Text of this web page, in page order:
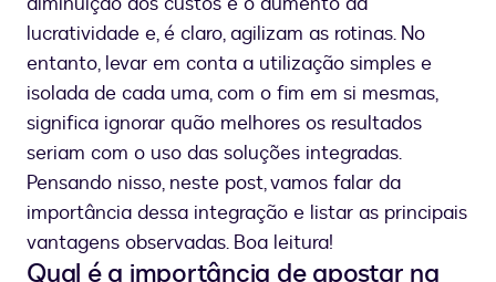
lucratividade e, é claro, agilizam as rotinas. No
entanto, levar em conta a utilização simples e
isolada de cada uma, com o fim em si mesmas,
significa ignorar quão melhores os resultados
seriam com o uso das soluções integradas.
Pensando nisso, neste post, vamos falar da
importância dessa integração e listar as principais
vantagens observadas. Boa leitura!
Qual é a importância de apostar na